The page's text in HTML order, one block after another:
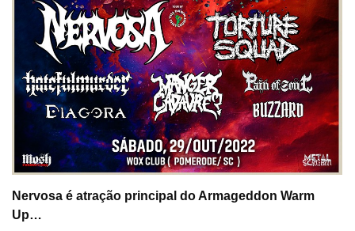
Nervosa é atração principal do Armageddon Warm
Up…